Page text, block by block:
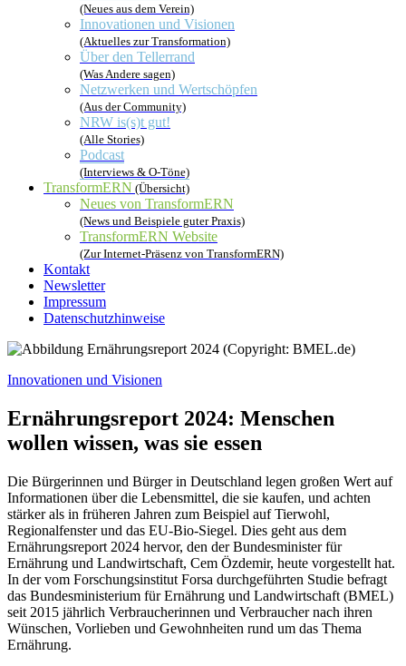
(Neues aus dem Verein)
Innovationen und Visionen
(Aktuelles zur Transformation)
Über den Tellerrand
(Was Andere sagen)
Netzwerken und Wertschöpfen
(Aus der Community)
NRW is(s)t gut!
(Alle Stories)
Podcast
(Interviews & O-Töne)
TransformERN (Übersicht)
Neues von TransformERN
(News und Beispiele guter Praxis)
TransformERN Website
(Zur Internet-Präsenz von TransformERN)
Kontakt
Newsletter
Impressum
Datenschutzhinweise
Innovationen und Visionen
Ernährungsreport 2024: Menschen
wollen wissen, was sie essen
Die Bürgerinnen und Bürger in Deutschland legen großen Wert auf
Informationen über die Lebensmittel, die sie kaufen, und achten
stärker als in früheren Jahren zum Beispiel auf Tierwohl,
Regionalfenster und das EU-Bio-Siegel. Dies geht aus dem
Ernährungsreport 2024 hervor, den der Bundesminister für
Ernährung und Landwirtschaft, Cem Özdemir, heute vorgestellt hat.
In der vom Forschungsinstitut Forsa durchgeführten Studie befragt
das Bundesministerium für Ernährung und Landwirtschaft (BMEL)
seit 2015 jährlich Verbraucherinnen und Verbraucher nach ihren
Wünschen, Vorlieben und Gewohnheiten rund um das Thema
Ernährung.